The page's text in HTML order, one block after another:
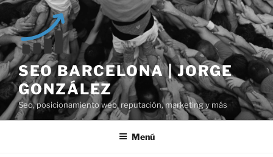
Saltar
al
contenido
SEO BARCELONA | JORGE
GONZÁLEZ
Seo, posicionamiento web, reputación, marketing y más
Menú